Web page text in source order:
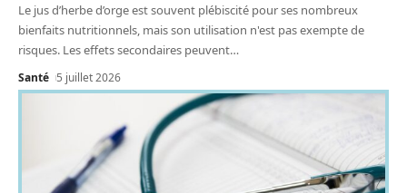
Le jus d’herbe d’orge est souvent plébiscité pour ses nombreux
bienfaits nutritionnels, mais son utilisation n'est pas exempte de
risques. Les effets secondaires peuvent…
Santé 5 juillet 2026